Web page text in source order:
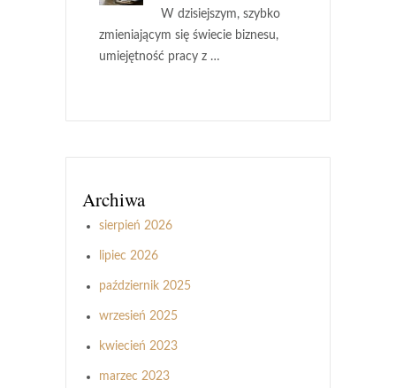
W dzisiejszym, szybko
zmieniającym się świecie biznesu,
umiejętność pracy z …
Archiwa
sierpień 2026
lipiec 2026
październik 2025
wrzesień 2025
kwiecień 2023
marzec 2023